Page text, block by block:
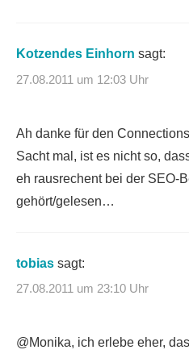
Kotzendes Einhorn sagt:
27.08.2011 um 12:03 Uhr
Ah danke für den
Sacht mal, ist es nicht so,
eh rausrechent bei der SEO-
gehört/gelesen…
tobias sagt:
27.08.2011 um 23:10 Uhr
@Monika, ich erlebe eher,